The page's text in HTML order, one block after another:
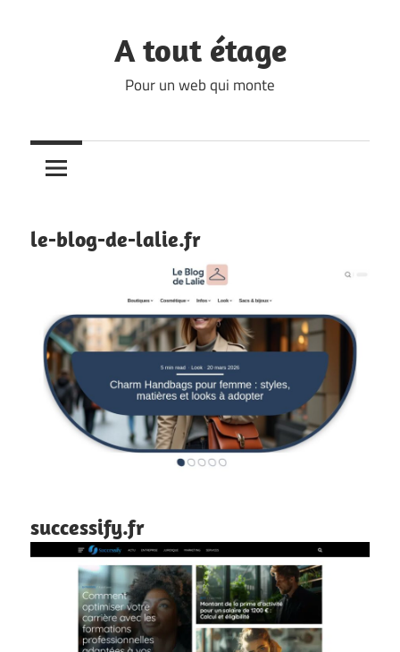
A tout étage
Pour un web qui monte
le-blog-de-lalie.fr
successify.fr